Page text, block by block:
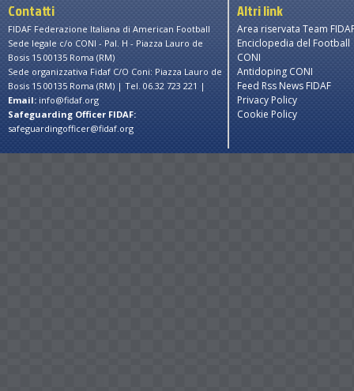
Contatti
FIDAF Federazione Italiana di American Football
Sede legale c/o CONI - Pal. H - Piazza Lauro de
Bosis 15 00135 Roma (RM)
Sede organizzativa Fidaf C/O Coni: Piazza Lauro de
Bosis 15 00135 Roma (RM) | Tel. 06.32 723 221 |
Email: info@fidaf.org
Safeguarding Officer FIDAF:
safeguardingofficer@fidaf.org
Altri link
Area riservata Team
Enciclopedia del Football
CONI
Antidoping CONI
Feed Rss News FIDAF
Privacy Policy
Cookie Policy